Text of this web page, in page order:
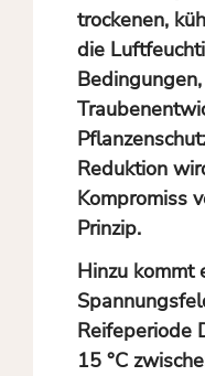
trockenen,
die
Reduktion
Kompromiss
Prinzip.
Hinzu kommt
Reifeperiode
15 °C